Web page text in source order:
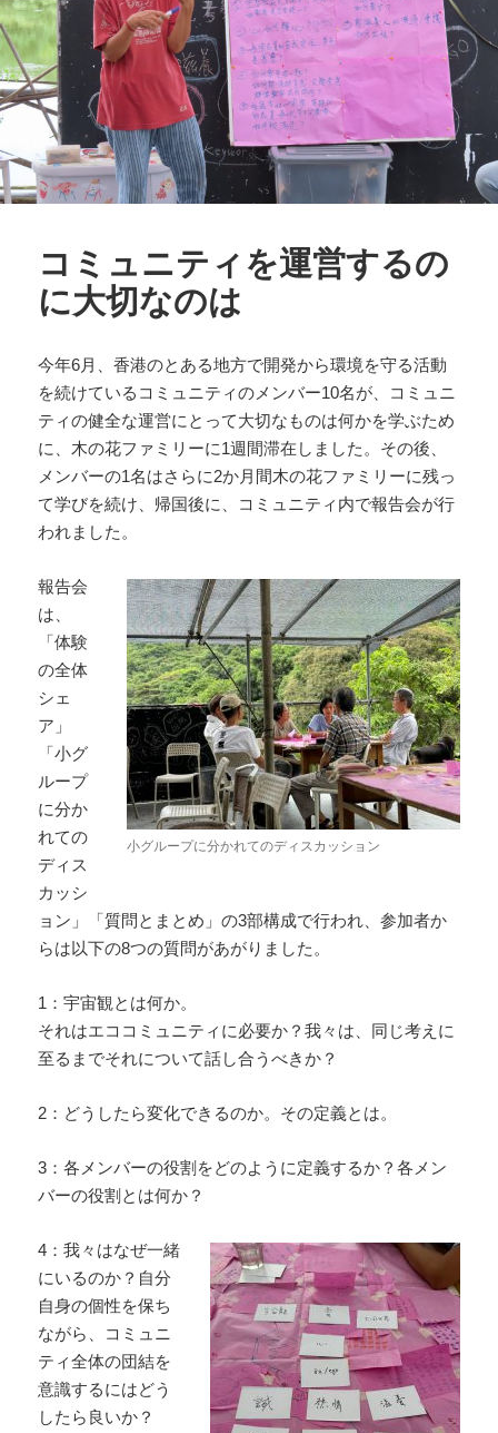
コミュニティを運営するの
に大切なのは
今年6月、香港のとある地方で開発から環境を守る活動
を続けているコミュニティのメンバー10名が、コミュニ
ティの健全な運営にとって大切なものは何かを学ぶため
に、木の花ファミリーに1週間滞在しました。その後、
メンバーの1名はさらに2か月間木の花ファミリーに残っ
て学びを続け、帰国後に、コミュニティ内で報告会が行
われました。
小グループに分かれてのディスカッション
報告会
は、
「体験
の全体
シェ
ア」
「小グ
ループ
に分か
れての
ディス
カッシ
ョン」「質問とまとめ」の3部構成で行われ、参加者か
らは以下の8つの質問があがりました。
1：宇宙観とは何か。
それはエココミュニティに必要か？我々は、同じ考えに
至るまでそれについて話し合うべきか？
2：どうしたら変化できるのか。その定義とは。
3：各メンバーの役割をどのように定義するか？各メン
バーの役割とは何か？
4：我々はなぜ一緒
にいるのか？自分
自身の個性を保ち
ながら、コミュニ
ティ全体の団結を
意識するにはどう
したら良いか？